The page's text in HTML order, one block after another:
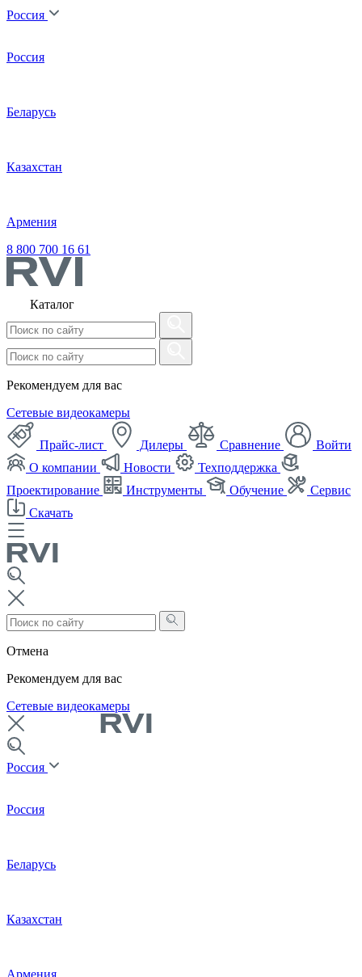
Россия
Россия
Беларусь
Казахстан
Армения
8 800 700 16 61
Каталог
Рекомендуем для вас
Сетевые видеокамеры
Прайс-лист Дилеры Сравнение
Войти
О компании
Новости
Техподдержка
Проектирование
Инструменты Обучение
Сервис
Скачать
Отмена
Рекомендуем для вас
Сетевые видеокамеры
Россия
Россия
Беларусь
Казахстан
Армения